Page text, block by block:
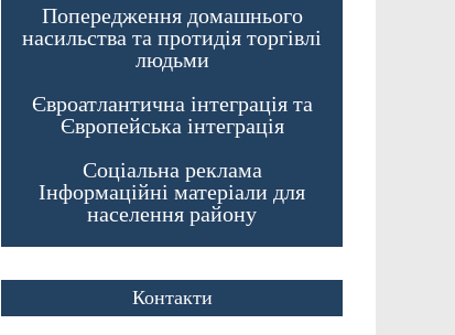
Попередження домашнього
насильства та протидія торгівлі
людьми
Євроатлантична інтеграція та
Європейська інтеграція
Соціальна реклама
Інформаційні матеріали для
населення району
Контакти